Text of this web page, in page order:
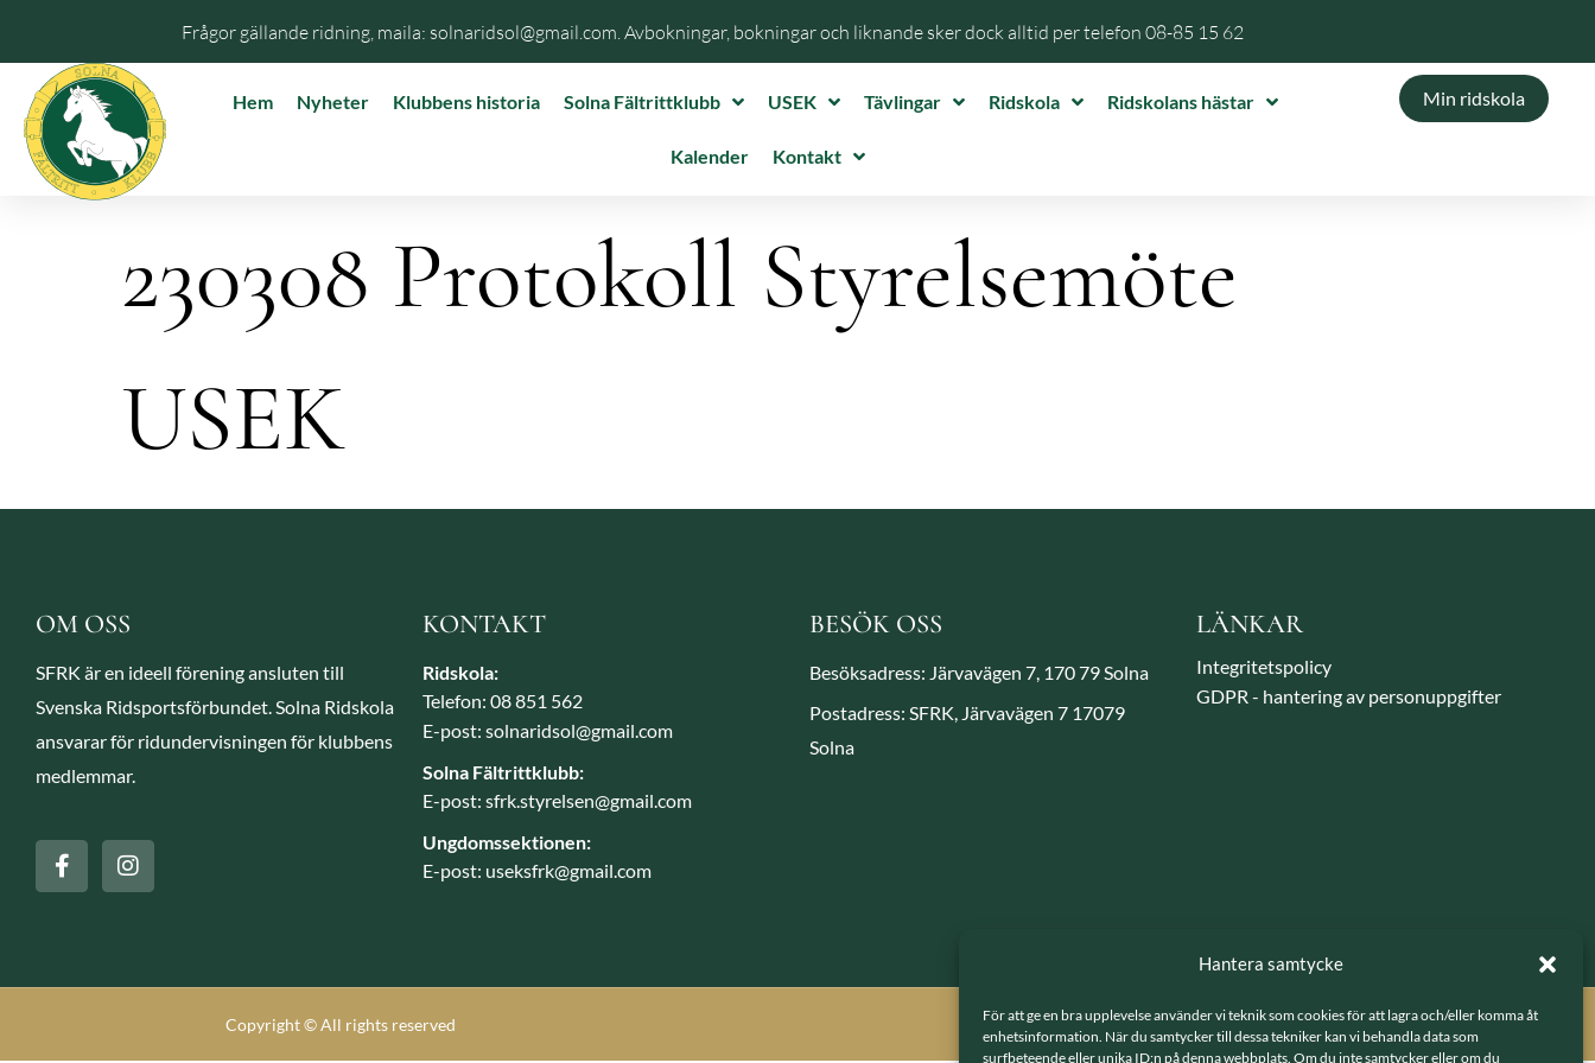
Hantera samtycke
För att ge en bra upplevelse använder vi teknik som cookies för att lagra och/eller komma åt
enhetsinformation. När du samtycker till dessa tekniker kan vi behandla data som
surfbeteende eller unika ID:n på denna webbplats. Om du inte samtycker eller om du
Frågor gällande ridning, maila: solnaridsol@gmail.com. Avbokningar, bokningar och liknande sker dock alltid per telefon 08-85 15 62
Hem Nyheter Klubbens historia Solna Fältrittklubb USEK Tävlingar Ridskola Ridskolans hästar
Kalender Kontakt
Min ridskola
230308 Protokoll Styrelsemöte
USEK
OM OSS
SFRK är en ideell förening ansluten till
Svenska Ridsportsförbundet. Solna Ridskola
ansvarar för ridundervisningen för klubbens
medlemmar.
KONTAKT
Ridskola:
Telefon: 08 851 562
E-post: solnaridsol@gmail.com
Solna Fältrittklubb:
E-post: sfrk.styrelsen@gmail.com
Ungdomssektionen:
E-post: useksfrk@gmail.com
BESÖK OSS
Besöksadress: Järvavägen 7, 170 79 Solna
Postadress: SFRK, Järvavägen 7 17079
Solna
LÄNKAR
Integritetspolicy
GDPR - hantering av personuppgifter
Copyright © All rights reserved Smode Webbyrå